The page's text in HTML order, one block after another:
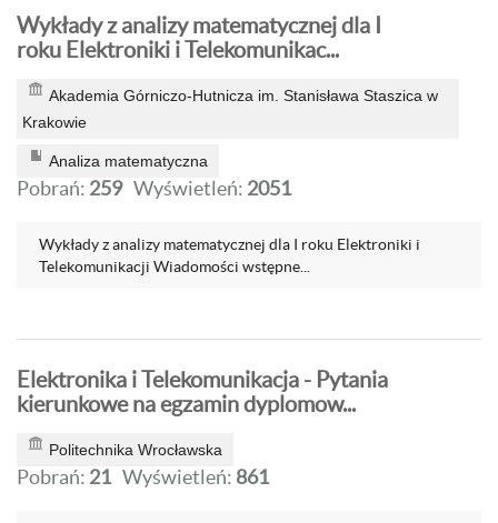
Wykłady z analizy matematycznej dla I
roku Elektroniki i Telekomunikac...
Akademia Górniczo-Hutnicza im. Stanisława Staszica w
Krakowie
Analiza matematyczna
Pobrań: 259 Wyświetleń: 2051
Wykłady z analizy matematycznej dla I roku Elektroniki i
Telekomunikacji Wiadomości wstępne...
Elektronika i Telekomunikacja - Pytania
kierunkowe na egzamin dyplomow...
Politechnika Wrocławska
Pobrań: 21 Wyświetleń: 861